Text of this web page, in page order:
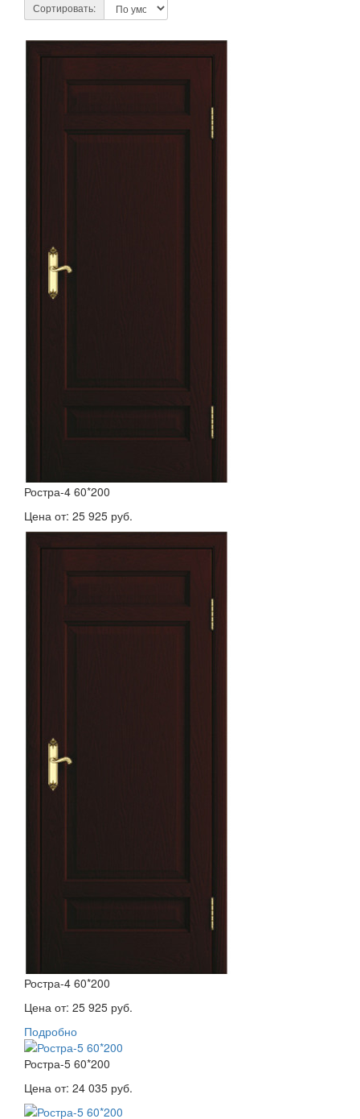
Сортировать:
Ростра-4 60*200
Цена от: 25 925 руб.
Ростра-4 60*200
Цена от: 25 925 руб.
Подробно
Ростра-5 60*200
Цена от: 24 035 руб.